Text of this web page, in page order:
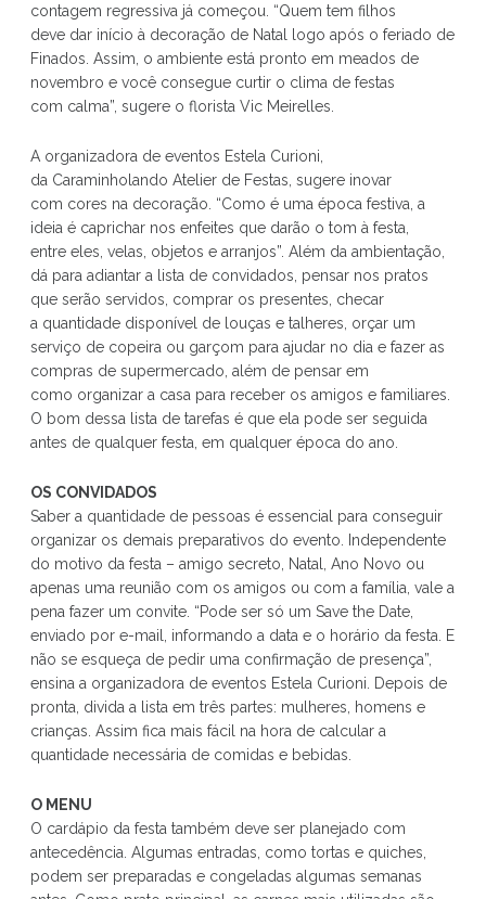
contagem regressiva já começou. “Quem tem filhos
deve dar início à decoração de Natal logo após o feriado de
Finados. Assim, o ambiente está pronto em meados de
novembro e você consegue curtir o clima de festas
com calma”, sugere o florista Vic Meirelles.
A organizadora de eventos Estela Curioni,
da Caraminholando Atelier de Festas, sugere inovar
com cores na decoração. “Como é uma época festiva, a
ideia é caprichar nos enfeites que darão o tom à festa,
entre eles, velas, objetos e arranjos”. Além da ambientação,
dá para adiantar a lista de convidados, pensar nos pratos
que serão servidos, comprar os presentes, checar
a quantidade disponível de louças e talheres, orçar um
serviço de copeira ou garçom para ajudar no dia e fazer as
compras de supermercado, além de pensar em
como organizar a casa para receber os amigos e familiares.
O bom dessa lista de tarefas é que ela pode ser seguida
antes de qualquer festa, em qualquer época do ano.
OS CONVIDADOS
Saber a quantidade de pessoas é essencial para conseguir
organizar os demais preparativos do evento. Independente
do motivo da festa – amigo secreto, Natal, Ano Novo ou
apenas uma reunião com os amigos ou com a família, vale a
pena fazer um convite. “Pode ser só um Save the Date,
enviado por e-mail, informando a data e o horário da festa. E
não se esqueça de pedir uma confirmação de presença”,
ensina a organizadora de eventos Estela Curioni. Depois de
pronta, divida a lista em três partes: mulheres, homens e
crianças. Assim fica mais fácil na hora de calcular a
quantidade necessária de comidas e bebidas.
O MENU
O cardápio da festa também deve ser planejado com
antecedência. Algumas entradas, como tortas e quiches,
podem ser preparadas e congeladas algumas semanas